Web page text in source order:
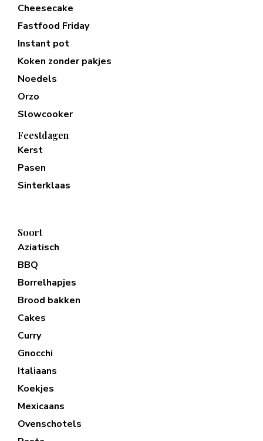
Cheesecake
Fastfood Friday
Instant pot
Koken zonder pakjes
Noedels
Orzo
Slowcooker
Feestdagen
Kerst
Pasen
Sinterklaas
Soort
Aziatisch
BBQ
Borrelhapjes
Brood bakken
Cakes
Curry
Gnocchi
Italiaans
Koekjes
Mexicaans
Ovenschotels